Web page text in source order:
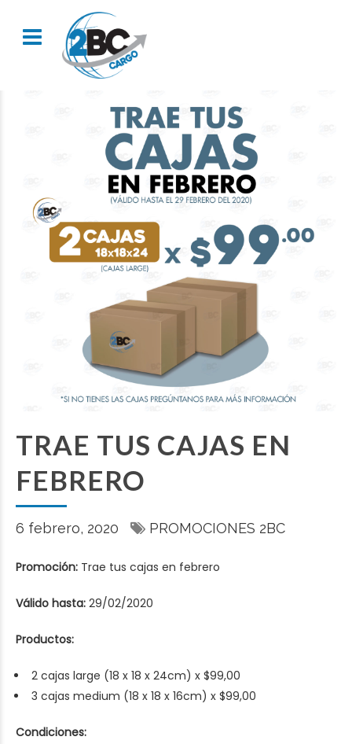
TRAE TUS CAJAS EN
FEBRERO
6 febrero, 2020 PROMOCIONES 2BC
Promoción: Trae tus cajas en febrero
Válido hasta: 29/02/2020
Productos:
2 cajas large (18 x 18 x 24cm) x $99,00
3 cajas medium (18 x 18 x 16cm) x $99,00
Condiciones: